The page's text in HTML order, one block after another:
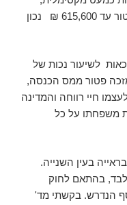
מדינת ישראל מאפשרת את קבלת הפטור עד 615,600 ₪ נכון
לשיעור נכות של
פטור ממס הכנסה,
חיי רווחה והמדינה
משפחתו על כל
בעין השנייה.
בהתאם לחוק
הנדרש. בקשתי מד'